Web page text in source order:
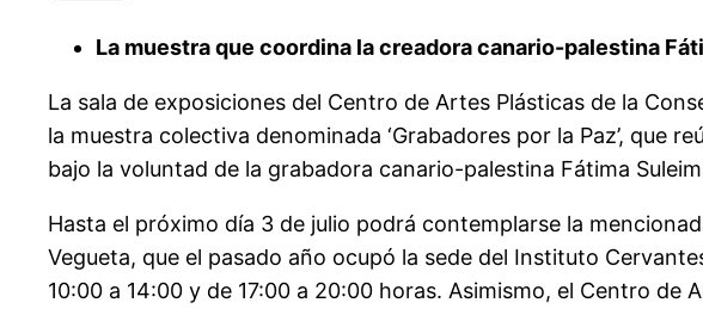
La muestra que coordina la creadora canario-palestina
La sala de exposiciones del Centro de Artes Plásticas de la
la muestra colectiva denominada ‘Grabadores por la Paz’, que
bajo la voluntad de la grabadora canario-palestina Fátima
Hasta el próximo día 3 de julio podrá contemplarse la
Vegueta, que el pasado año ocupó la sede del Instituto
10:00 a 14:00 y de 17:00 a 20:00 horas. Asimismo, el Centro de